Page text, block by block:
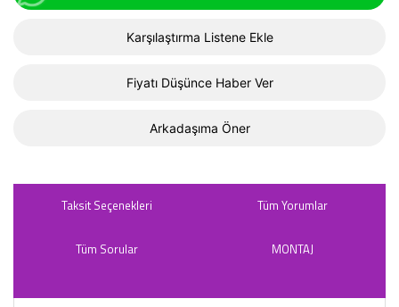
Karşılaştırma Listene Ekle
Fiyatı Düşünce Haber Ver
Arkadaşıma Öner
Taksit Seçenekleri Tüm Yorumlar
Tüm Sorular MONTAJ